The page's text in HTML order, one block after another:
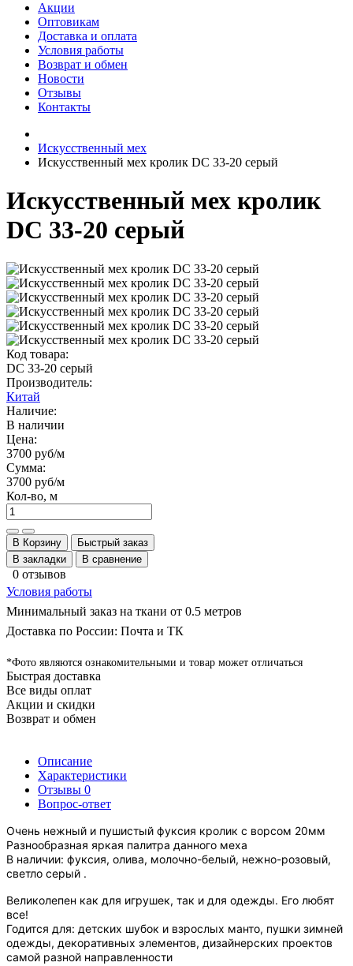
Акции
Оптовикам
Доставка и оплата
Условия работы
Возврат и обмен
Новости
Отзывы
Контакты
Искусственный мех
Искусственный мех кролик DC 33-20 серый
Искусственный мех кролик
DC 33-20 серый
Код товара:
DС 33-20 серый
Производитель:
Китай
Наличие:
В наличии
Цена:
3700 руб/м
Сумма:
3700 руб/м
Кол-во, м
В Корзину
Быстрый заказ
В закладки
В сравнение
0 отзывов
Условия работы
Минимальный заказ на ткани от 0.5 метров
Доставка по России: Почта и ТК
*Фото являются ознакомительными и товар может отличаться
Быстрая доставка
Все виды оплат
Акции и скидки
Возврат и обмен
Описание
Характеристики
Отзывы 0
Вопрос-ответ
Очень нежный и пушистый фуксия кролик с ворсом 20мм
Разнообразная яркая палитра данного меха
В наличии: фуксия, олива, молочно-белый, нежно-розовый,
светло серый .
Великолепен как для игрушек, так и для одежды. Его любят
все!
Годится для: детских шубок и взрослых манто, пушки зимней
одежды, декоративных элементов, дизайнерских проектов
самой разной направленности